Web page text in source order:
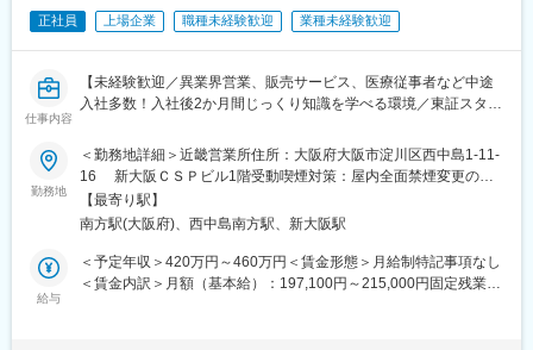
心臓血管インターベンション治療などで血管造影を行う際の造影
す。本システムを使用することで、複数症例での連続使用、造影
剤の自動充填や自動エア抜き機能などにより、手技時間の短縮や
年7月に国内薬事承認取得し、8月に国内販売開始しました。さら
なる拡販を期待しております。
■同社について：
・上場の安定基盤／成長企業
設立40年目のスタンダード市場上場企業であり、売上を順調に伸
ばしている成長企業です。循環器領域に強みをもった医療機器販
正社員 上場企業 職種未経験歓迎 業種未経験歓迎
仕事内容
【未経験歓迎／異業界営業、販売サービス、医療従事者など中途
入社多数！入社後2か月間じっくり知識を学べる環境／東証スタン
【業務概要】
大病院の医師・看護師・コメディカル・購買担当等の方々へ、 主
に不整脈治療に用いられる医療製品の営業を行います。製品説明
だけでなく物品の管理や手術の立会いなど、総合的に医療現場を
支援するポジションです。
【具体的な仕事内容】
勤務地
＜勤務地詳細＞近畿営業所住所：大阪府大阪市淀川区西中島1-11-
16 新大阪ＣＳＰビル1階受動喫煙対策：屋内全面禁煙変更の範
囲：会社の定める事業所
【最寄り駅】
南方駅(大阪府)、西中島南方駅、新大阪駅
給与
＜予定年収＞420万円～460万円＜賃金形態＞月給制特記事項なし
＜賃金内訳＞月額（基本給）：197,100円～215,000円固定残業手